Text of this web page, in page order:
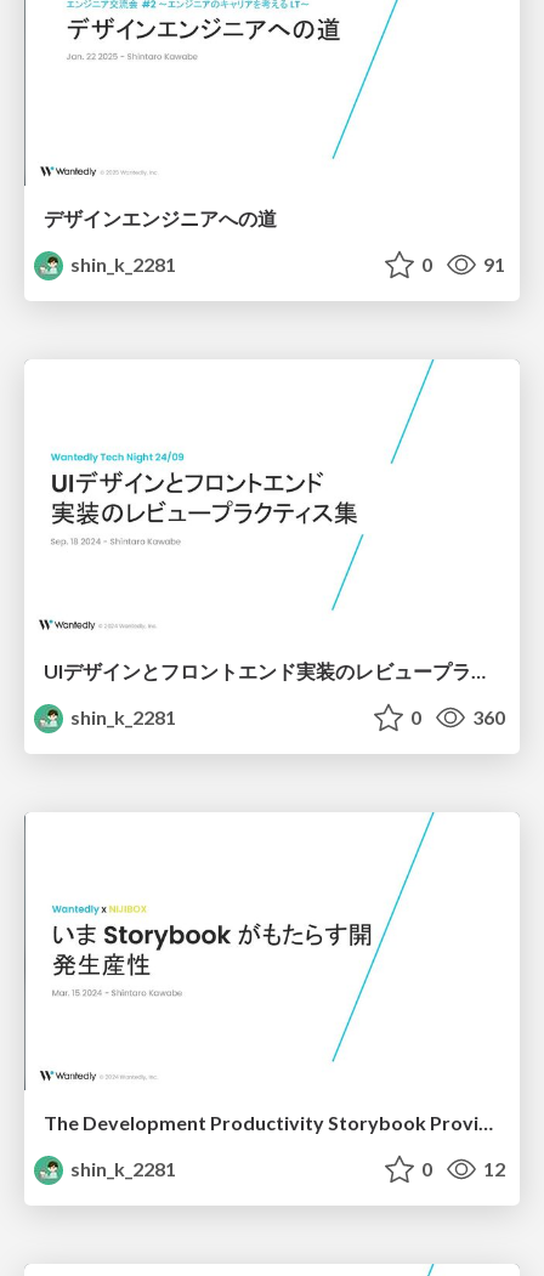
デザインエンジニアへの道
shin_k_2281
0 91
UIデザインとフロントエンド実装のレビュープラクティス集
shin_k_2281
0 360
The Development Productivity Storybook Provides
shin_k_2281
0 12